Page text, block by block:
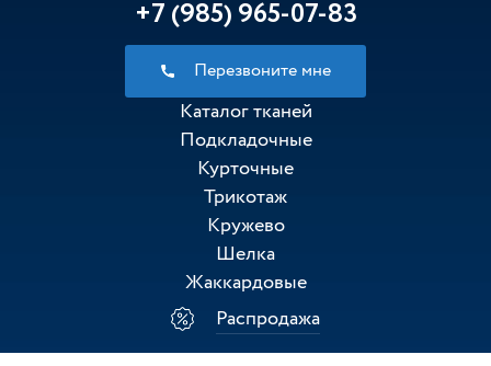
+7 (985) 965-07-83
Перезвоните мне
Каталог тканей
Подкладочные
Курточные
Трикотаж
Кружево
Шелка
Жаккардовые
Распродажа